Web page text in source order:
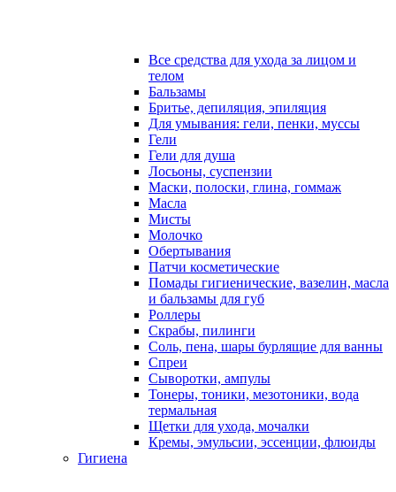
Все средства для ухода за лицом и
телом
Бальзамы
Бритье, депиляция, эпиляция
Для умывания: гели, пенки, муссы
Гели
Гели для душа
Лосьоны, суспензии
Маски, полоски, глина, гоммаж
Масла
Мисты
Молочко
Обертывания
Патчи косметические
Помады гигиенические, вазелин, масла
и бальзамы для губ
Роллеры
Скрабы, пилинги
Соль, пена, шары бурлящие для ванны
Спреи
Сыворотки, ампулы
Тонеры, тоники, мезотоники, вода
термальная
Щетки для ухода, мочалки
Кремы, эмульсии, эссенции, флюиды
Гигиена